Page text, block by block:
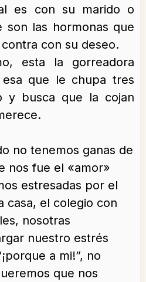
es con su marido o
son las hormonas que
con su deseo.
esta la gorreadora
esa que le chupa tres
y busca que la cojan
no tenemos ganas de
nos fue el «amor»
estresadas por el
casa, el colegio con
nosotras
nuestro estrés
a mi!”, no
que nos